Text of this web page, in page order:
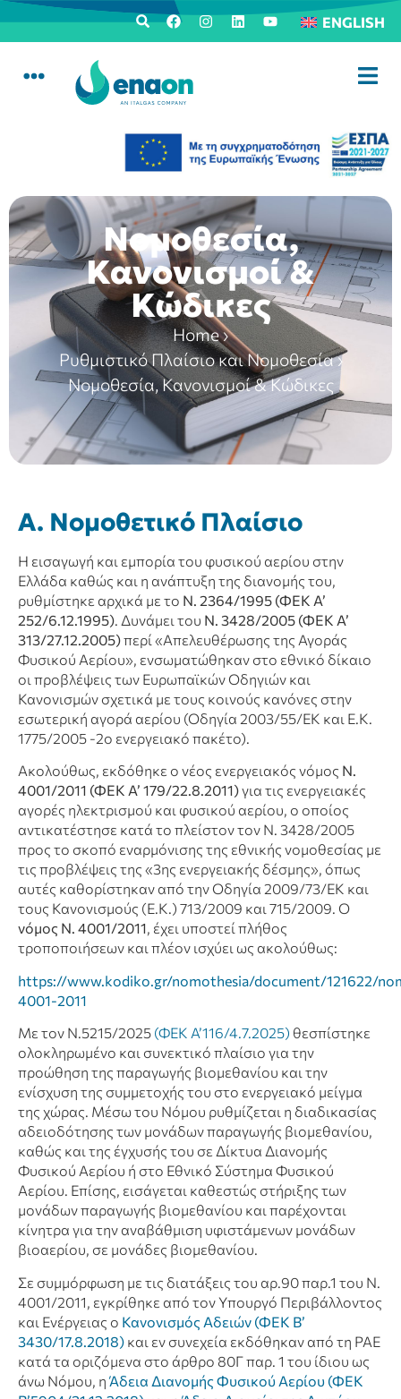
ENGLISH
Νομοθεσία,
Κανονισμοί &
Κώδικες
Home›
Ρυθμιστικό Πλαίσιο και Νομοθεσία›
Νομοθεσία, Κανονισμοί & Κώδικες
Α. Νομοθετικό Πλαίσιο
Η εισαγωγή και εμπορία του φυσικού αερίου στην
Ελλάδα καθώς και η ανάπτυξη της διανομής του,
ρυθμίστηκε αρχικά με το Ν. 2364/1995 (ΦΕΚ Α’
252/6.12.1995). Δυνάμει του Ν. 3428/2005 (ΦΕΚ Α’
313/27.12.2005)περί «Απελευθέρωσης της Αγοράς
Φυσικού Αερίου», ενσωματώθηκαν στο εθνικό δίκαιο
οι προβλέψεις των Ευρωπαϊκών Οδηγιών και
Κανονισμών σχετικά με τους κοινούς κανόνες στην
εσωτερική αγορά αερίου (Οδηγία 2003/55/ΕΚ και Ε.Κ.
1775/2005 -2ο ενεργειακό πακέτο).
Ακολούθως, εκδόθηκε ο νέος ενεργειακός νόμος Ν.
4001/2011 (ΦΕΚ Α’ 179/22.8.2011)για τις ενεργειακές
αγορές ηλεκτρισμού και φυσικού αερίου, ο οποίος
αντικατέστησε κατά το πλείστον τον Ν. 3428/2005
προς το σκοπό εναρμόνισης της εθνικής νομοθεσίας με
τις προβλέψεις της «3ης ενεργειακής δέσμης», όπως
αυτές καθορίστηκαν από την Οδηγία 2009/73/ΕΚ και
τους Κανονισμούς (Ε.Κ.) 713/2009 και 715/2009. Ο
νόμος Ν. 4001/2011, έχει υποστεί πλήθος
τροποποιήσεων και πλέον ισχύει ως ακολούθως:
https://www.kodiko.gr/nomothesia/document/121622/
4001-2011
Με τον Ν.5215/2025 (ΦΕΚ Α’116/4.7.2025) θεσπίστηκε
ολοκληρωμένο και συνεκτικό πλαίσιο για την
προώθηση της παραγωγής βιομεθανίου και την
ενίσχυση της συμμετοχής του στο ενεργειακό μείγμα
της χώρας. Μέσω του Νόμου ρυθμίζεται η διαδικασίας
αδειοδότησης των μονάδων παραγωγής βιομεθανίου,
καθώς και της έγχυσής του σε Δίκτυα Διανομής
Φυσικού Αερίου ή στο Εθνικό Σύστημα Φυσικού
Αερίου. Επίσης, εισάγεται καθεστώς στήριξης των
μονάδων παραγωγής βιομεθανίου και παρέχονται
κίνητρα για την αναβάθμιση υφιστάμενων μονάδων
βιοαερίου, σε μονάδες βιομεθανίου.
Σε συμμόρφωση με τις διατάξεις του αρ.90 παρ.1 του Ν.
4001/2011, εγκρίθηκε από τον Υπουργό Περιβάλλοντος
και Ενέργειας ο Κανονισμός Αδειών (ΦΕΚ Β’
3430/17.8.2018) και εν συνεχεία εκδόθηκαν από τη ΡΑΕ
κατά τα οριζόμενα στο άρθρο 80Γ παρ. 1 του ίδιου ως
άνω Νόμου, ηΆδεια Διανομής Φυσικού Αερίου (ΦΕΚ